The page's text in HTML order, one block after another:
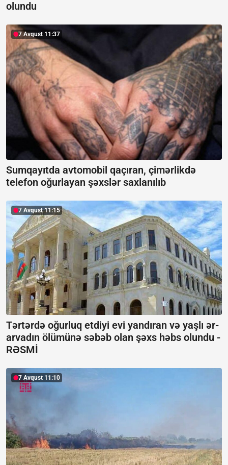
olundu
7 Avqust 11:37
Sumqayıtda avtomobil qaçıran, çimərlikdə
telefon oğurlayan şəxslər saxlanılıb
7 Avqust 11:15
Tərtərdə oğurluq etdiyi evi yandıran və yaşlı ər-
arvadın ölümünə səbəb olan şəxs həbs olundu -
RƏSMİ
7 Avqust 11:10